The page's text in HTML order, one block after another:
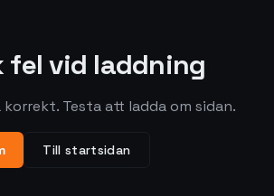
fel vid laddning
Testa att ladda om sidan.
Till startsidan